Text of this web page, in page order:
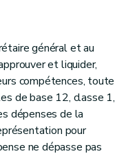
général et au
et liquider,
compétences, toute
de base 12, classe 1,
dépenses de la
pour
ne dépasse pas